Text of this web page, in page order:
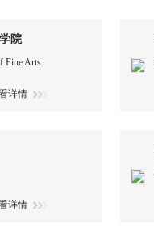
院
Fine Arts
详情
详情